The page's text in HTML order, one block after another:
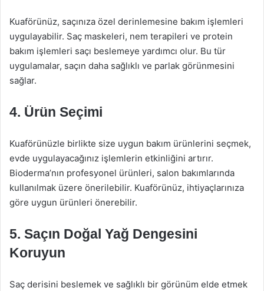
Kuaförünüz, saçınıza özel derinlemesine bakım işlemleri
uygulayabilir. Saç maskeleri, nem terapileri ve protein
bakım işlemleri saçı beslemeye yardımcı olur. Bu tür
uygulamalar, saçın daha sağlıklı ve parlak görünmesini
sağlar.
4. Ürün Seçimi
Kuaförünüzle birlikte size uygun bakım ürünlerini seçmek,
evde uygulayacağınız işlemlerin etkinliğini artırır.
Bioderma’nın profesyonel ürünleri, salon bakımlarında
kullanılmak üzere önerilebilir. Kuaförünüz, ihtiyaçlarınıza
göre uygun ürünleri önerebilir.
5. Saçın Doğal Yağ Dengesini
Koruyun
Saç derisini beslemek ve sağlıklı bir görünüm elde etmek